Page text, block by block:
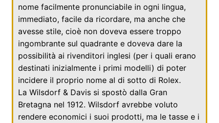
nome facilmente pronunciabile in ogni lingua,
immediato, facile da ricordare, ma anche che
avesse stile, cioè non doveva essere troppo
ingombrante sul quadrante e doveva dare la
possibilità ai rivenditori inglesi (per i quali erano
destinati inizialmente i primi modelli) di poter
incidere il proprio nome al di sotto di Rolex.
La Wilsdorf & Davis si spostò dalla Gran
Bretagna nel 1912. Wilsdorf avrebbe voluto
rendere economici i suoi prodotti, ma le tasse e i